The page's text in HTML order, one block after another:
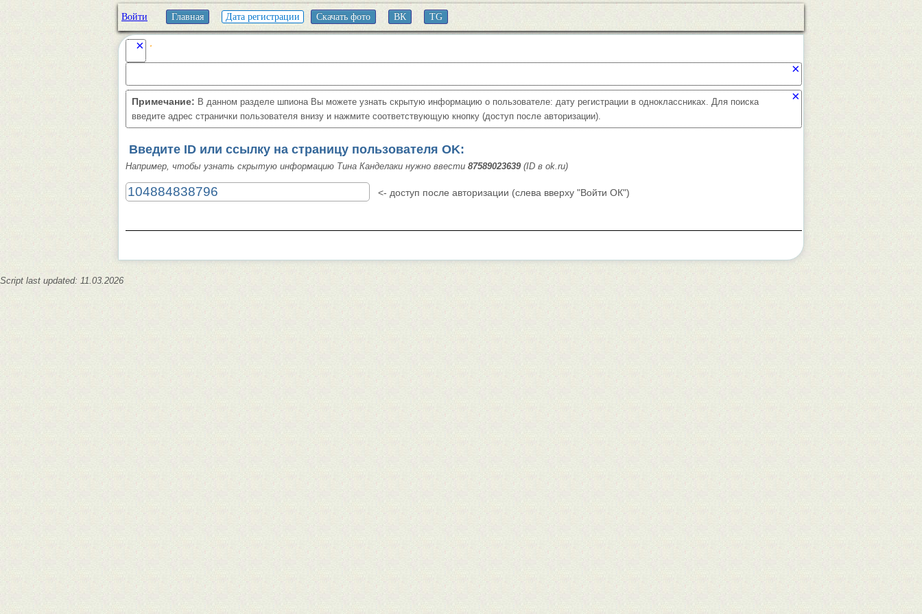
Войти Главная Дата регистрации Скачать фото ВК TG
×
×
×
Примечание: В данном разделе шпиона Вы можете узнать скрытую информацию о пользователе: дату регистрации в одноклассниках. Для поиска
введите адрес странички пользователя внизу и нажмите соответствующую кнопку (доступ после авторизации).
Введите ID или ссылку на страницу пользователя OK:
Например, чтобы узнать скрытую информацию Тина Канделаки нужно ввести 87589023639(ID в ok.ru)
<- доступ после авторизации (слева вверху "Войти ОК")
Script last updated: 11.03.2026